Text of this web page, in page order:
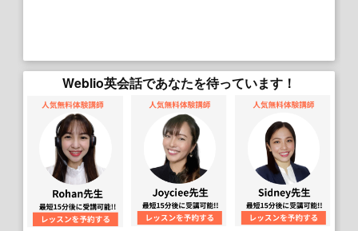
Weblio英会話であなたを待っています！